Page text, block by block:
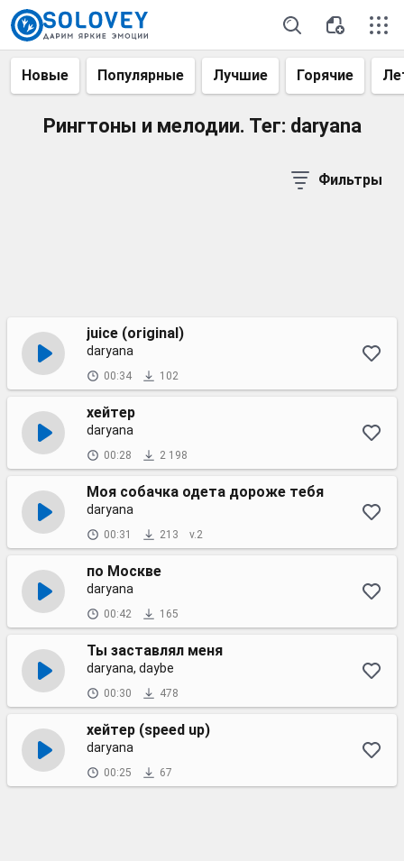
Новые Популярные Лучшие Горячие
Рингтоны и мелодии. Тег: daryana
Фильтры
juice (original)
daryana
00:34 102
хейтер
daryana
00:28 2 198
Моя собачка одета дороже тебя
daryana
00:31 213 v.2
по Москве
daryana
00:42 165
Ты заставлял меня
daryana, daybe
00:30 478
хейтер (speed up)
daryana
00:25 67